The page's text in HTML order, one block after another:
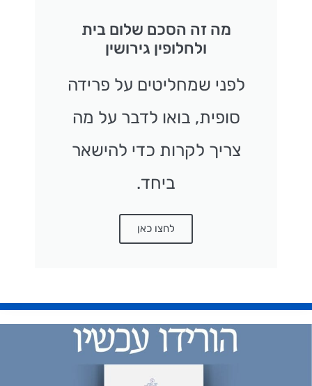
מה זה הסכם שלום בית
ולחלופין גירושין
לפני שמחליטים על פרידה
סופית, בואו לדבר על מה
צריך לקרות כדי להישאר
ביחד.
לחצו כאן